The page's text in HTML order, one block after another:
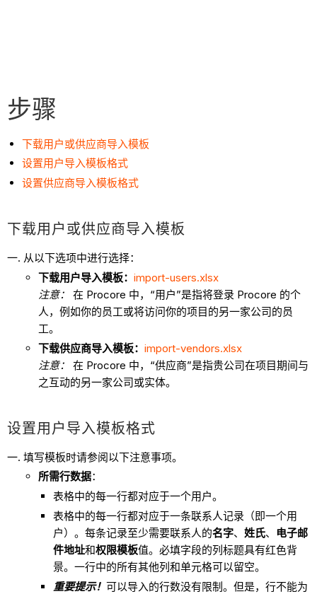
步骤
下载用户或供应商导入模板
设置用户导入模板格式
设置供应商导入模板格式
下载用户或供应商导入模板
从以下选项中进行选择：
下载用户导入模板： import-users.xlsx
注意： 在 Procore 中，“用户”是指将登录 Procore 的个
人，例如你的员工或将访问你的项目的另一家公司的员
工。
下载供应商导入模板： import-vendors.xlsx
注意： 在 Procore 中，“供应商”是指贵公司在项目期间与
之互动的另一家公司或实体。
设置用户导入模板格式
填写模板时请参阅以下注意事项。
所需行数据：
表格中的每一行都对应于一个用户。
表格中的每一行都对应于一条联系人记录（即一个用
户）。每条记录至少需要联系人的名字、 姓氏、 电子邮
件地址和权限模板值。必填字段的列标题具有红色背
景。一行中的所有其他列和单元格可以留空。
重要提示！ 可以导入的行数没有限制。但是，行不能为